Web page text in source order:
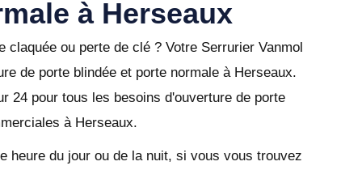
à Herseaux
claquée ou perte de clé ? Votre Serrurier Vanmol
de porte blindée et porte normale à Herseaux.
24 pour tous les besoins d'ouverture de porte
à Herseaux.
heure du jour ou de la nuit, si vous vous trouvez